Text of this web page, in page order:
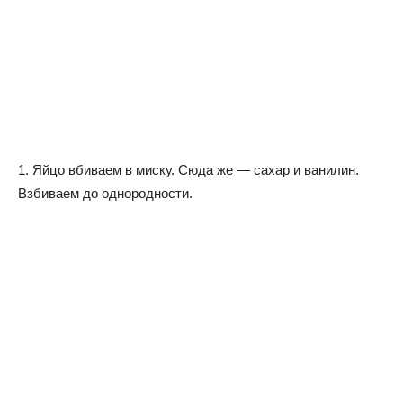
1. Яйцо вбиваем в миску. Сюда же — сахар и ванилин.
Взбиваем до однородности.